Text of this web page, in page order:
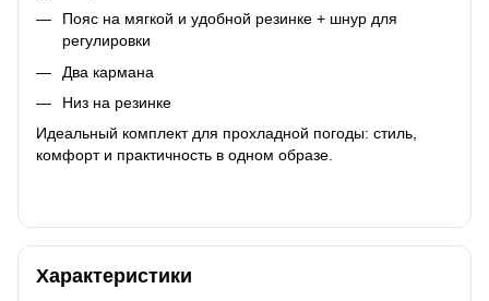
Пояс на мягкой и удобной резинке + шнур для
регулировки
Два кармана
Низ на резинке
Идеальный комплект для прохладной погоды: стиль,
комфорт и практичность в одном образе.
Характеристики